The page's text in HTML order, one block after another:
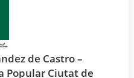
de Castro –
Popular Ciutat de